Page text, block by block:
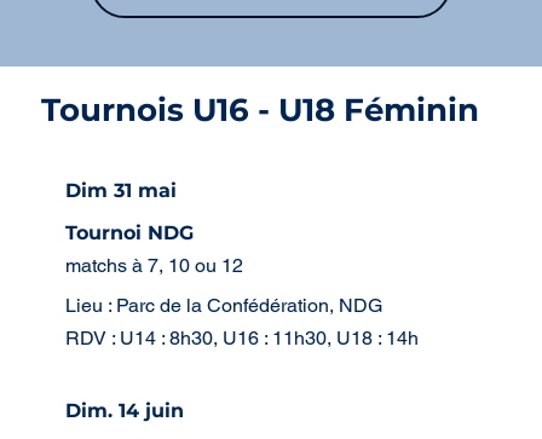
Tournois U16 - U18 Féminin
RDV : U14 : 8h30, U16 : 11h30, U18 : 14h
Lieu : Parc de la Confédération, NDG
Tournoi NDG
matchs à 7, 10 ou 12
Dim 31 mai
Dim. 14 juin